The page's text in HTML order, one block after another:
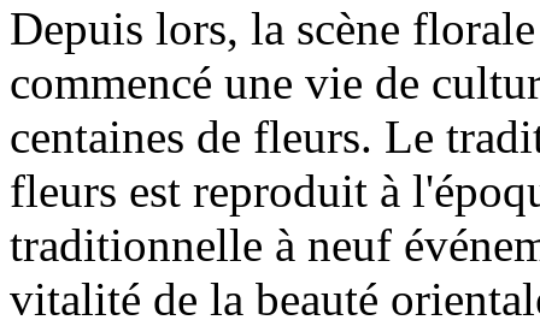
Depuis lors, la scène
commencé une vie de
centaines de fleurs. Le
fleurs est reproduit à
traditionnelle à neuf
vitalité de la beauté